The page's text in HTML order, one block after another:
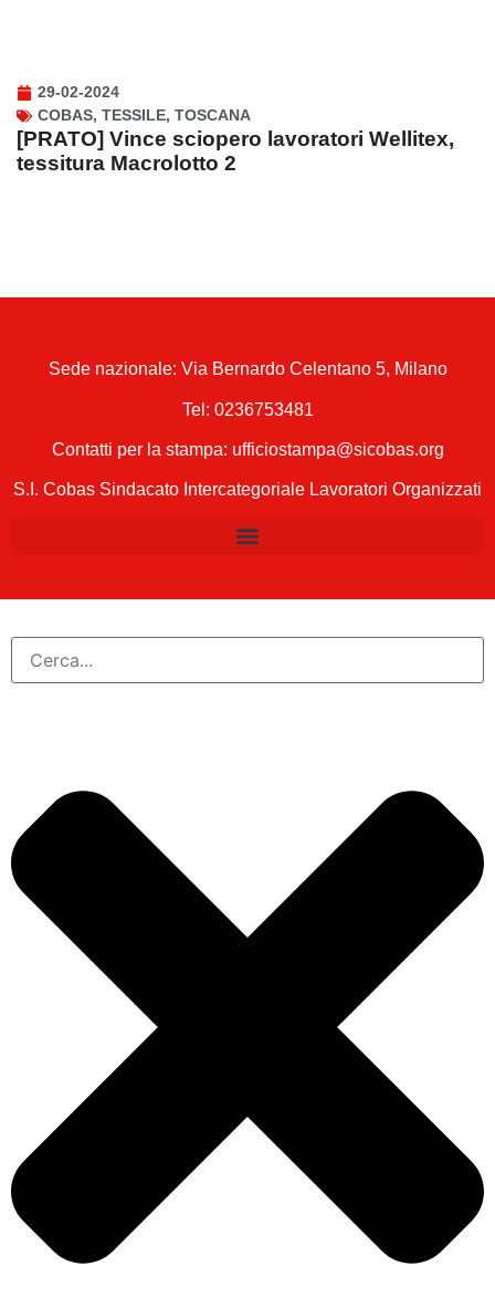
29-02-2024
COBAS, TESSILE, TOSCANA
[PRATO] Vince sciopero lavoratori Wellitex,
tessitura Macrolotto 2
Sede nazionale: Via Bernardo Celentano 5, Milano
Tel: 0236753481
Contatti per la stampa: ufficiostampa@sicobas.org
S.I. Cobas Sindacato Intercategoriale Lavoratori Organizzati